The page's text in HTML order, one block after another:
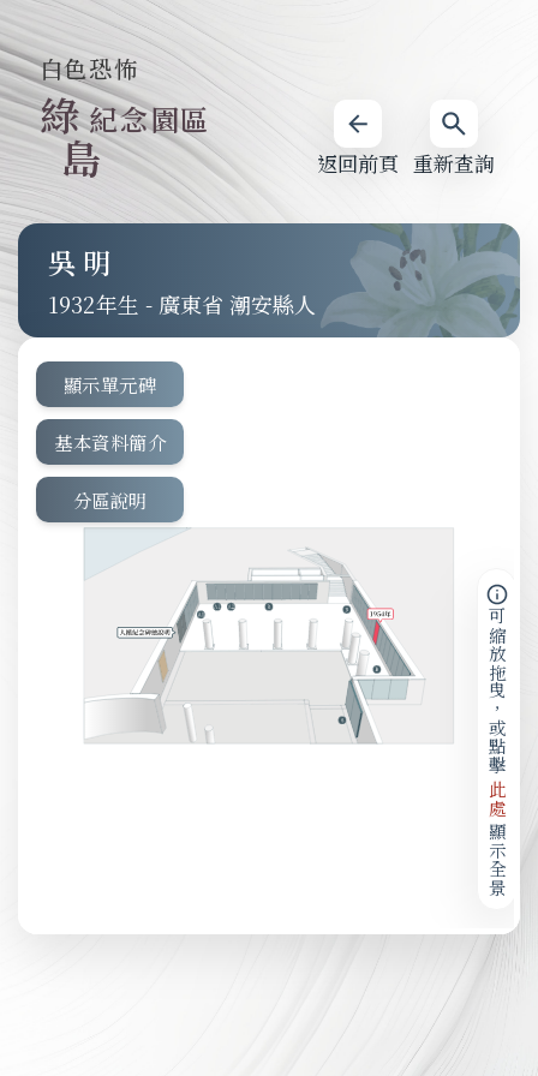
重新查詢
返回前頁
白色恐怖
綠
島
紀念園區
吳明
1932 - 廣東省 潮安縣人
顯示單元碑
基本資料簡介
分區說明
可縮放拖曳，或點擊
此處
顯示全景